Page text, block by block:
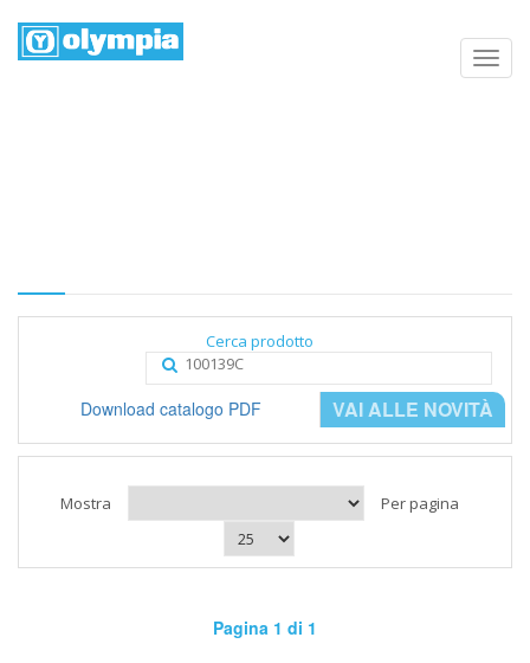
Cerca prodotto
VAI ALLE NOVITÀ
Download catalogo PDF
Mostra Per pagina
Pagina 1 di 1